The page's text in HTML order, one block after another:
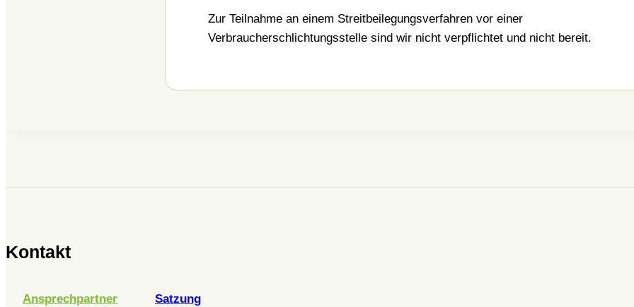
Zur Teilnahme an einem Streitbeilegungsverfahren vor einer
Verbraucherschlichtungsstelle sind wir nicht verpflichtet und nicht bereit.
Kontakt
Ansprechpartner Satzung